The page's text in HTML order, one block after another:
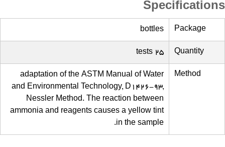
Specifications
Package
bottles
Quantity
25 tests
Method
adaptation of the ASTM Manual of Water
and Environmental Technology, D1426-93,
Nessler Method. The reaction between
ammonia and reagents causes a yellow tint
in the sample.